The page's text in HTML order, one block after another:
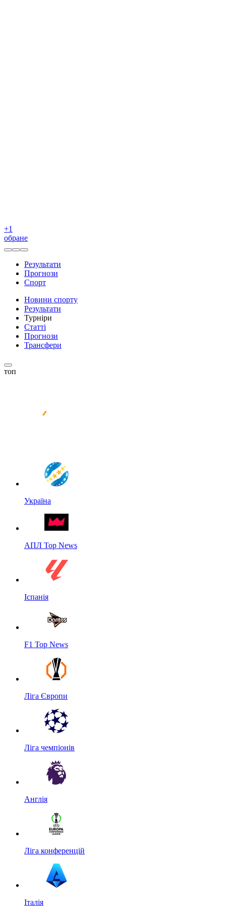
+1
обране
Результати
Прогнози
Спорт
Новини спорту
Результати
Турніри
Статті
Прогнози
Трансфери
топ
Україна
АПЛ Top News
Іспанія
F1 Top News
Ліга Європи
Ліга чемпіонів
Англія
Ліга конференцій
Італія